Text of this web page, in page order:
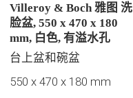
Villeroy & Boch 雅图 洗
脸盆, 550 x 470 x 180
mm, 白色, 有溢水孔
台上盆和碗盆
550 x 470 x 180 mm